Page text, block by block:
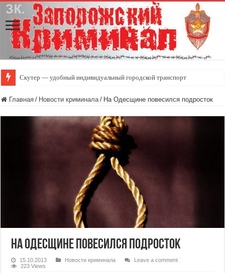
Скутер — удобный индивидуальный городской транспорт
Главная / Новости криминала / На Одесщине повесился подросток
На Одесщине повесился подросток
15.10.2013 Новости криминала
Leave a comment
223 Views